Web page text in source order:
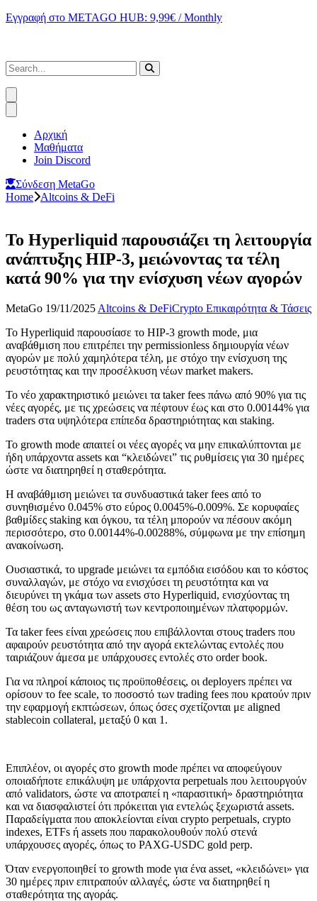
Εγγραφή στο METAGO HUB: 9,99€ / Monthly
Αρχική
Μαθήματα
Join Discord
Σύνδεση MetaGo
Home
Altcoins & DeFi
To Hyperliquid παρουσιάζει τη λειτουργία
ανάπτυξης HIP-3, μειώνοντας τα τέλη
κατά 90% για την ενίσχυση νέων αγορών
MetaGo 19/11/2025 Altcoins & DeFiCrypto Επικαιρότητα & Τάσεις
To Hyperliquid παρουσίασε το HIP-3 growth mode, μια
αναβάθμιση που επιτρέπει την permissionless δημιουργία νέων
αγορών με πολύ χαμηλότερα τέλη, με στόχο την ενίσχυση της
ρευστότητας και την προσέλκυση νέων market makers.
Το νέο χαρακτηριστικό μειώνει τα taker fees πάνω από 90% για τις
νέες αγορές, με τις χρεώσεις να πέφτουν έως και στο 0.00144% για
traders στα υψηλότερα επίπεδα δραστηριότητας και staking.
Το growth mode απαιτεί οι νέες αγορές να μην επικαλύπτονται με
ήδη υπάρχοντα assets και “κλειδώνει” τις ρυθμίσεις για 30 ημέρες
ώστε να διατηρηθεί η σταθερότητα.
Η αναβάθμιση μειώνει τα συνδυαστικά taker fees από το
συνηθισμένο 0.045% στο εύρος 0.0045%-0.009%. Σε κορυφαίες
βαθμίδες staking και όγκου, τα τέλη μπορούν να πέσουν ακόμη
περισσότερο, στο 0.00144%-0.00288%, σύμφωνα με την επίσημη
ανακοίνωση.
Ουσιαστικά, το upgrade μειώνει τα εμπόδια εισόδου και το κόστος
συναλλαγών, με στόχο να ενισχύσει τη ρευστότητα και να
διευρύνει τη γκάμα των assets στο Hyperliquid, ενισχύοντας τη
θέση τoυ ως ανταγωνιστή των κεντροποιημένων πλατφορμών.
Τα taker fees είναι χρεώσεις που επιβάλλονται στους traders που
αφαιρούν ρευστότητα από την αγορά εκτελώντας εντολές που
ταιριάζουν άμεσα με υπάρχουσες εντολές στο order book.
Για να πληροί κάποιος τις προϋποθέσεις, οι deployers πρέπει να
ορίσουν το fee scale, το ποσοστό των trading fees που κρατούν πριν
την εφαρμογή εκπτώσεων, όπως όσες σχετίζονται με aligned
stablecoin collateral, μεταξύ 0 και 1.
Επιπλέον, οι αγορές στο growth mode πρέπει να αποφεύγουν
οποιαδήποτε επικάλυψη με υπάρχοντα perpetuals που λειτουργούν
από validators, ώστε να αποτραπεί η «παρασιτική» δραστηριότητα
και να διασφαλιστεί ότι πρόκειται για εντελώς ξεχωριστά assets.
Παραδείγματα που αποκλείονται είναι crypto perpetuals, crypto
indexes, ETFs ή assets που παρακολουθούν πολύ στενά
υπάρχουσες αγορές, όπως το PAXG-USDC gold perp.
Όταν ενεργοποιηθεί το growth mode για ένα asset, «κλειδώνει» για
30 ημέρες πριν επιτραπούν αλλαγές, ώστε να διατηρηθεί η
σταθερότητα της αγοράς.